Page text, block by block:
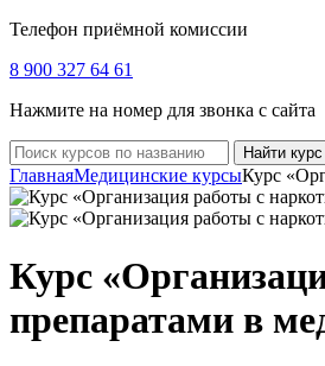
Телефон приёмной комиссии
8 900 327 64 61
Нажмите на номер для звонка с сайта
Найти курс
ГлавнаяМедицинские курсыКурс
Курс
препаратами в